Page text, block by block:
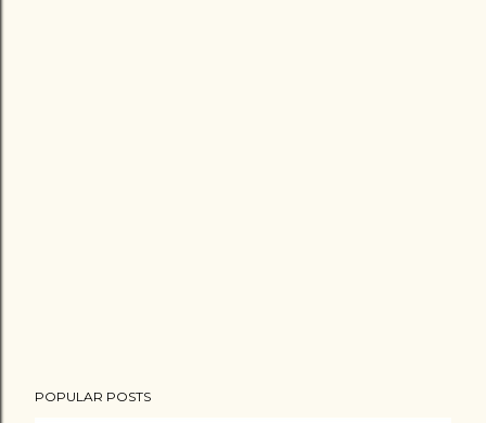
POPULAR POSTS